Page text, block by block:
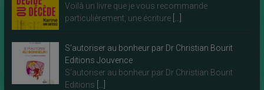
Voilà un livre que je vous recommande
particulièrement, une écriture
S’autoriser au bonheur par Dr Christian Bourit
Editions Jouvence
S’autoriser au bonheur par Dr Christian Bourit
Editions